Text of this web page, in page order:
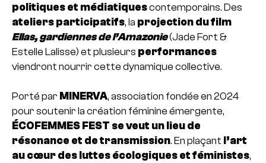
politiques et médiatiquescontemporains. Des
ateliers participatifs, la projection du film
Ellas, gardiennes de l’Amazonie(Jade Fort &
Estelle Lalisse) et plusieurs performances
viendront nourrir cette dynamique collective.
Porté par MINERVA, association fondée en 2024
pour soutenir la création féminine émergente,
ÉCOFEMMES FEST se veut un lieu de
résonance et de transmission. En plaçant l’art
au cœur des luttes écologiques et féministes,